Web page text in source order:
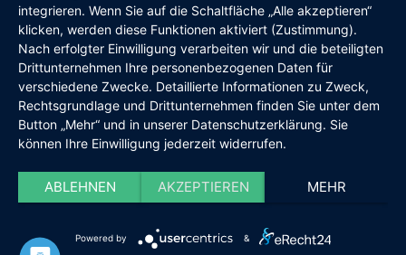
integrieren. Wenn Sie auf die Schaltfläche „Alle akzeptieren“
klicken, werden diese Funktionen aktiviert (Zustimmung).
Nach erfolgter Einwilligung verarbeiten wir und die beteiligten
Drittunternehmen Ihre personenbezogenen Daten für
verschiedene Zwecke. Detaillierte Informationen zu Zweck,
Rechtsgrundlage und Drittunternehmen finden Sie unter dem
Button „Mehr“ und in unserer Datenschutzerklärung. Sie
können Ihre Einwilligung jederzeit widerrufen.
ABLEHNEN AKZEPTIEREN MEHR
Powered by &